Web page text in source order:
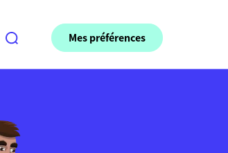
Mes préférences